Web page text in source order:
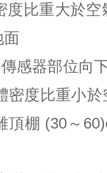
度比重大於
面
，且傳
度比重小於
頂棚 (30～